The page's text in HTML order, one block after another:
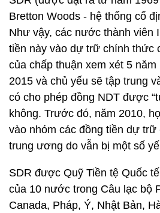
Bretton Woods - hệ thống cố
Như vậy, các nước thành viên
tiền này vào dự trữ chính thức
của chấp thuận xem xét 5 năm
2015 và chủ yếu sẽ tập trung
có cho phép đồng NDT được
không. Trước đó, năm 2010,
vào nhóm các đồng tiền dự trữ
trung ương do vẫn bị một số
SDR được Quỹ Tiền tệ Quốc
của 10 nước trong Câu lạc bộ
Canada, Pháp, Ý, Nhật Bản,